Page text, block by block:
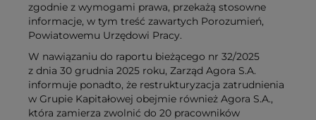
zgodnie z wymogami prawa, przekażą stosowne
informacje, w tym treść zawartych Porozumień,
Powiatowemu Urzędowi Pracy.
W nawiązaniu do raportu bieżącego nr 32/2025
z dnia 30 grudnia 2025 roku, Zarząd Agora S.A.
informuje ponadto, że restrukturyzacja zatrudnienia
w Grupie Kapitałowej obejmie również Agora S.A.,
która zamierza zwolnić do 20 pracowników